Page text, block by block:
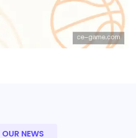
OUR NEWS